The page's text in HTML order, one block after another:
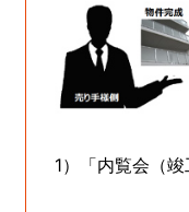
1）「内覧会（